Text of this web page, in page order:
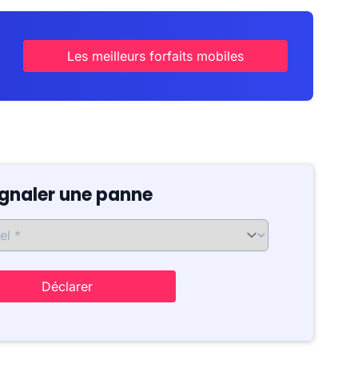
Les meilleurs forfaits mobiles
une panne
Déclarer